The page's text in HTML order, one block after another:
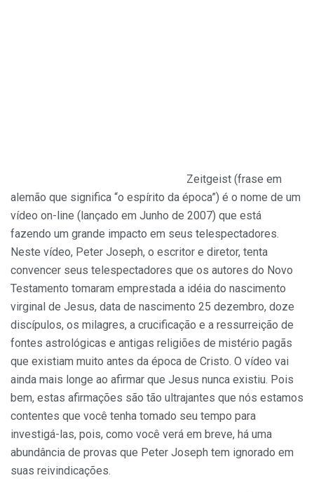
Zeitgeist (frase em
alemão que significa “o espírito da época”) é o nome de um
vídeo on-line (lançado em Junho de 2007) que está
fazendo um grande impacto em seus telespectadores.
Neste vídeo, Peter Joseph, o escritor e diretor, tenta
convencer seus telespectadores que os autores do Novo
Testamento tomaram emprestada a idéia do nascimento
virginal de Jesus, data de nascimento 25 dezembro, doze
discípulos, os milagres, a crucificação e a ressurreição de
fontes astrológicas e antigas religiões de mistério pagãs
que existiam muito antes da época de Cristo. O vídeo vai
ainda mais longe ao afirmar que Jesus nunca existiu. Pois
bem, estas afirmações são tão ultrajantes que nós estamos
contentes que você tenha tomado seu tempo para
investigá-las, pois, como você verá em breve, há uma
abundância de provas que Peter Joseph tem ignorado em
suas reivindicações.